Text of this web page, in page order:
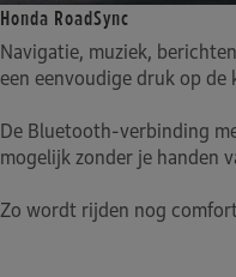
Honda RoadSync
Navigatie, muziek,
een eenvoudige druk op de
De Bluetooth-verbinding
mogelijk zonder je handen
Zo wordt rijden nog